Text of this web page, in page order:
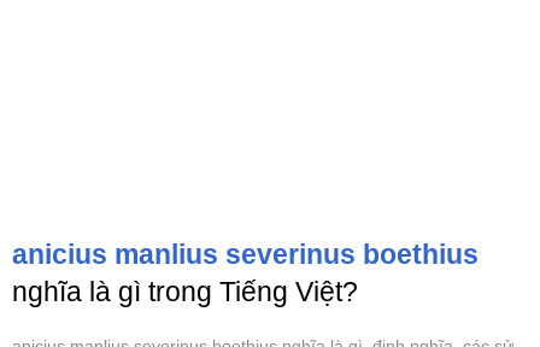
anicius manlius severinus boethius
nghĩa là gì trong Tiếng Việt?